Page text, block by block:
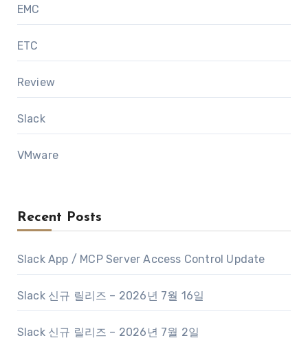
EMC
ETC
Review
Slack
VMware
Recent Posts
Slack App / MCP Server Access Control Update
Slack 신규 릴리즈 – 2026년 7월 16일
Slack 신규 릴리즈 – 2026년 7월 2일